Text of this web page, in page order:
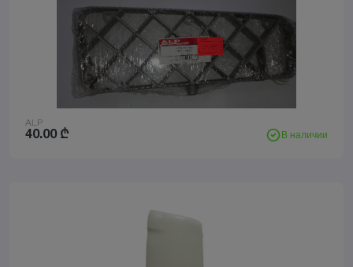
ALP
В наличии
40.00 ₾